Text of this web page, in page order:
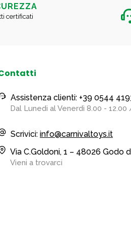
certificati
Assistenza clienti: +39 0544
Dal Lunedi al Venerdì 8.00 - 12.00
Scrivici:info@carnivaltoys.it
Via C.Goldoni, 1 – 48026 Godo
Vieni a trovarci